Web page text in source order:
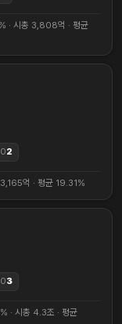
· 시총 3,808억 · 평균
2
억 · 평균 19.31%
3
· 시총 4.3조 · 평균